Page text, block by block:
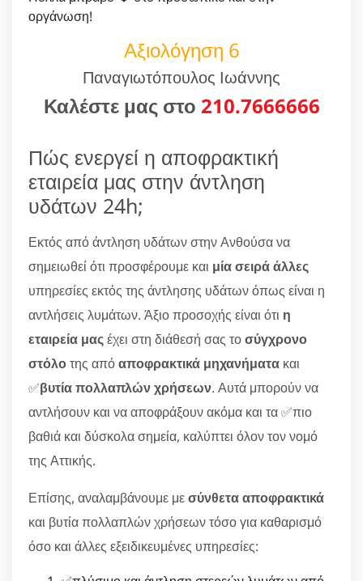
οργάνωση!
Αξιολόγηση 6
Παναγιωτόπουλος Ιωάννης
Καλέστε μας στο 210.7666666
Πώς ενεργεί η αποφρακτική
εταιρεία μας στην άντληση
υδάτων 24h;
Εκτός από άντληση υδάτων στην Ανθούσα να
σημειωθεί ότι προσφέρουμε και μία σειρά άλλες
υπηρεσίες εκτός της άντλησης υδάτων όπως είναι η
αντλήσεις λυμάτων. Άξιο προσοχής είναι ότι η
εταιρεία μαςέχει στη διάθεσή σας τοσύγχρονο
στόλοτης απόαποφρακτικά μηχανήματα και
✅βυτία πολλαπλών χρήσεων. Αυτά μπορούν να
αντλήσουν και να αποφράξουν ακόμα και τα ✅πιο
βαθιά και δύσκολα σημεία, καλύπτει όλον τον νομό
της Αττικής.
Επίσης, αναλαμβάνουμε μεσύνθετα αποφρακτικά
και βυτία πολλαπλών χρήσεων τόσο για καθαρισμό
όσο και άλλες εξειδικευμένες υπηρεσίες: